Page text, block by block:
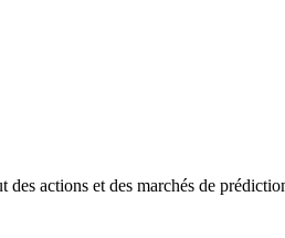
actions et des marchés de